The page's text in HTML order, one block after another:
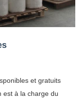
et gratuits
est à la charge du